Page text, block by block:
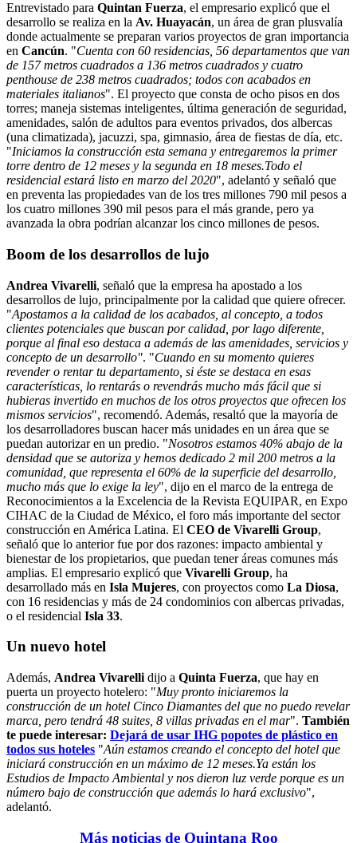
Entrevistado para Quintan Fuerza, el empresario explicó que el
desarrollo se realiza en la Av. Huayacán, un área de gran plusvalía
donde actualmente se preparan varios proyectos de gran importancia
en Cancún. "Cuenta con 60 residencias, 56 departamentos que van
de 157 metros cuadrados a 136 metros cuadrados y cuatro
penthouse de 238 metros cuadrados; todos con acabados en
materiales italianos". El proyecto que consta de ocho pisos en dos
torres; maneja sistemas inteligentes, última generación de seguridad,
amenidades, salón de adultos para eventos privados, dos albercas
(una climatizada), jacuzzi, spa, gimnasio, área de fiestas de día, etc.
"Iniciamos la construcción esta semana y entregaremos la primer
torre dentro de 12 meses y la segunda en 18 meses.Todo el
residencial estará listo en marzo del 2020", adelantó y señaló que
en preventa las propiedades van de los tres millones 790 mil pesos a
los cuatro millones 390 mil pesos para el más grande, pero ya
avanzada la obra podrían alcanzar los cinco millones de pesos.
Boom de los desarrollos de lujo
Andrea Vivarelli, señaló que la empresa ha apostado a los
desarrollos de lujo, principalmente por la calidad que quiere ofrecer.
"Apostamos a la calidad de los acabados, al concepto, a todos
clientes potenciales que buscan por calidad, por lago diferente,
porque al final eso destaca a además de las amenidades, servicios y
concepto de un desarrollo". "Cuando en su momento quieres
revender o rentar tu departamento, si éste se destaca en esas
características, lo rentarás o revendrás mucho más fácil que si
hubieras invertido en muchos de los otros proyectos que ofrecen los
mismos servicios", recomendó. Además, resaltó que la mayoría de
los desarrolladores buscan hacer más unidades en un área que se
puedan autorizar en un predio. "Nosotros estamos 40% abajo de la
densidad que se autoriza y hemos dedicado 2 mil 200 metros a la
comunidad, que representa el 60% de la superficie del desarrollo,
mucho más que lo exige la ley", dijo en el marco de la entrega de
Reconocimientos a la Excelencia de la Revista EQUIPAR, en Expo
CIHAC de la Ciudad de México, el foro más importante del sector
construcción en América Latina. El CEO de Vivarelli Group,
señaló que lo anterior fue por dos razones: impacto ambiental y
bienestar de los propietarios, que puedan tener áreas comunes más
amplias. El empresario explicó que Vivarelli Group, ha
desarrollado más en Isla Mujeres, con proyectos como La Diosa,
con 16 residencias y más de 24 condominios con albercas privadas,
o el residencial Isla 33.
Un nuevo hotel
Además, Andrea Vivarelli dijo a Quinta Fuerza, que hay en
puerta un proyecto hotelero: "Muy pronto iniciaremos la
construcción de un hotel Cinco Diamantes del que no puedo revelar
marca, pero tendrá 48 suites, 8 villas privadas en el mar". También
te puede interesar: Dejará de usar IHG popotes de plástico en
todos sus hoteles "Aún estamos creando el concepto del hotel que
iniciará construcción en un máximo de 12 meses.Ya están los
Estudios de Impacto Ambiental y nos dieron luz verde porque es un
número bajo de construcción que además lo hará exclusivo",
adelantó.
Más noticias de Quintana Roo